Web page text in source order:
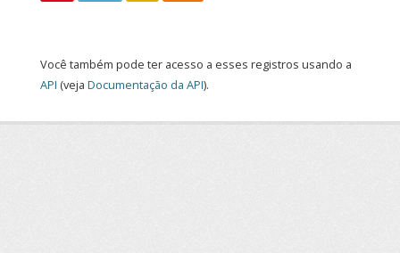
Você também pode ter acesso a esses registros usando a
API (veja Documentação da API).